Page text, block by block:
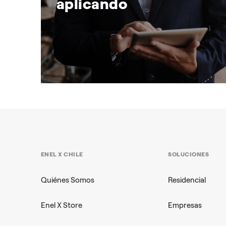
aplicando
En Chile, los Clientes Libres consumen el
Nacional
ENEL X CHILE
Quiénes Somos
Enel X Store
SOLUCIONES
Residencial
Empresas